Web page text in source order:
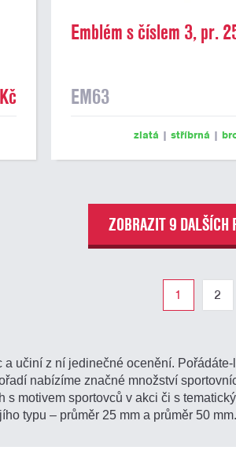
Emblém s číslem 3, pr.
EM63
zlatá | stříbrná |
ZOBRAZIT 9 DALŠÍCH
1 2
učiní z ní jedinečné ocenění.
nabízíme značné množství
s motivem sportovců v akci či s
typu – průměr 25 mm a průměr 50 mm.